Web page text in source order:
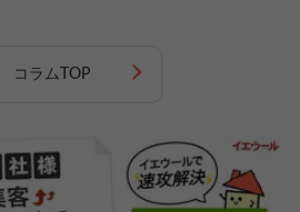
コラムTOP